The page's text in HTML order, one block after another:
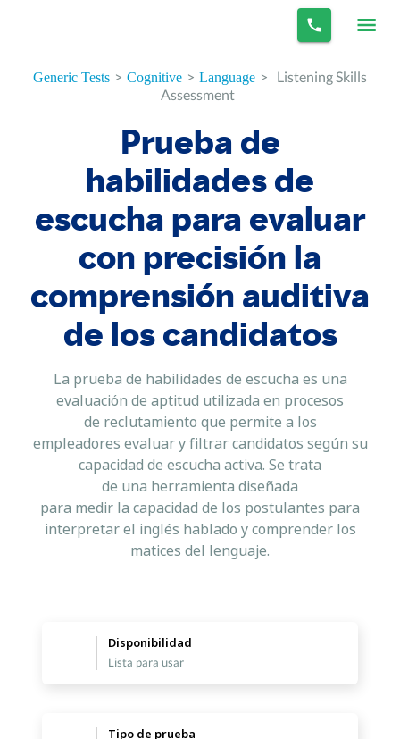
Generic Tests > Cognitive > Language >
Listening Skills
Assessment
Prueba de
habilidades de
escucha para evaluar
con precisión la
comprensión auditiva
de los candidatos
La prueba de habilidades de escucha es una
evaluación de aptitud utilizada en procesos
de reclutamiento que permite a los
empleadores evaluar y filtrar candidatos según su
capacidad de escucha activa. Se trata
de una herramienta diseñada
para medir la capacidad de los postulantes para
interpretar el inglés hablado y comprender los
matices del lenguaje.
Disponibilidad
Lista para usar
Tipo de prueba